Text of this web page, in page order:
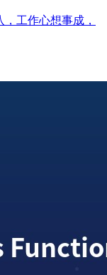
工作心想事成，